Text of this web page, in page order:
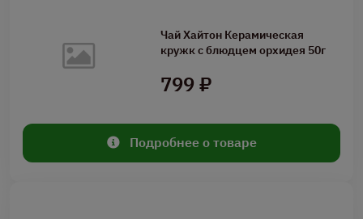
Чай Хайтон Керамическая
кружк с блюдцем орхидея 50г
799 ₽
Подробнее о товаре